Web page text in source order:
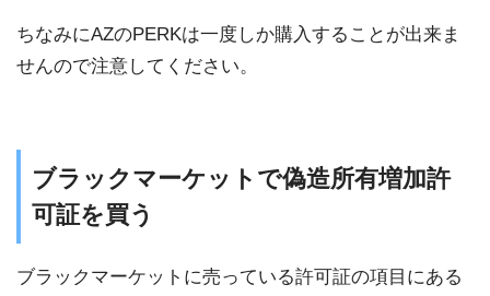
ちなみにAZのPERKは一度しか購入することが出来ま
せんので注意してください。
ブラックマーケットで偽造所有増加許
可証を買う
ブラックマーケットに売っている許可証の項目にある